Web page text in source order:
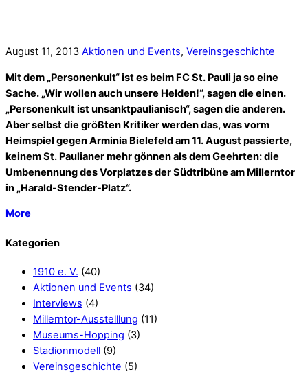
August 11, 2013 Aktionen und Events, Vereinsgeschichte
Mit dem „Personenkult“ ist es beim FC St. Pauli ja so eine
Sache. „Wir wollen auch unsere Helden!“, sagen die einen.
„Personenkult ist unsanktpaulianisch“, sagen die anderen.
Aber selbst die größten Kritiker werden das, was vorm
Heimspiel gegen Arminia Bielefeld am 11. August passierte,
keinem St. Paulianer mehr gönnen als dem Geehrten: die
Umbenennung des Vorplatzes der Südtribüne am Millerntor
in „Harald-Stender-Platz“.
More
Kategorien
1910 e. V. (40)
Aktionen und Events (34)
Interviews (4)
Millerntor-Ausstelllung (11)
Museums-Hopping (3)
Stadionmodell (9)
Vereinsgeschichte (5)